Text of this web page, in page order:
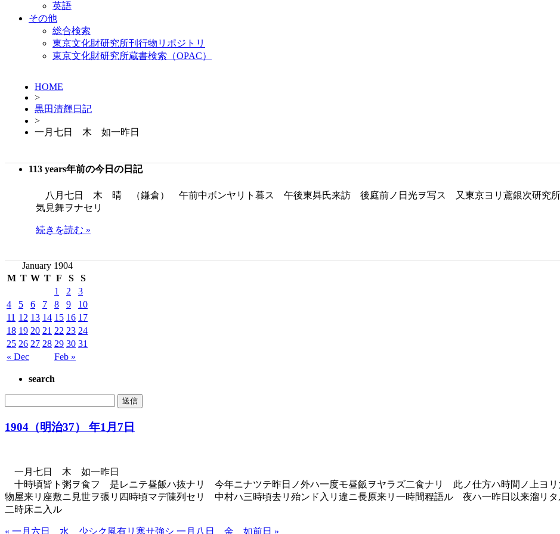
英語
その他
総合検索
東京文化財研究所刊行物リポジトリ
東京文化財研究所蔵書検索（OPAC）
HOME
>
黒田清輝日記
>
一月七日 木 如一昨日
113 years年前の今日の日記
八月七日 木 晴 （鎌倉） 午前中ボンヤリト暮ス 午後東曻氏来訪 後庭前ノ日光ヲ写ス 又東京ヨリ鳶銀次研究所
気見舞ヲナセリ
続きを読む »
January 1904
M T W T F S S
« Dec Feb »
1 2
3
4
5 6 7 8 9
10
11 12 13 14 15 16 17
18 19 20 21 22 23 24
25 26 27 28 29 30 31
search
1904（明治37） 年1月7日
一月七日 木 如一昨日
十時頃皆ト粥ヲ食フ 是レニテ昼飯ハ抜ナリ 今年ニナツテ昨日ノ外ハ一度モ昼飯ヲヤラズ二食ナリ 此ノ仕方ハ時間ノ上ヨ
物屋来リ座敷ニ見世ヲ張リ四時頃マデ陳列セリ 中村ハ三時頃去リ殆ンド入リ違ニ長原来リ一時間程語ル 夜ハ一昨日以来溜リ
二時床ニ入ル
« 一月六日 水 少シク風有リ寒サ強シ 一月八日 金 如前日 »